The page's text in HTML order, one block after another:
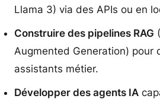
Llama 3) via des APIs ou en
Construire des pipelines RAG
Augmented Generation) pour
assistants métier.
Développer des agents IA